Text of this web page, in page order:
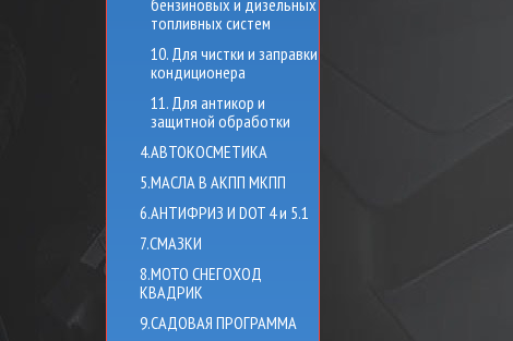
бензиновых и дизельных
топливных систем
10. Для чистки и заправки
кондиционера
11. Для антикор и
защитной обработки
4.АВТОКОСМЕТИКА
5.МАСЛА В АКПП МКПП
6.АНТИФРИЗ И DOT 4 и 5.1
7.СМАЗКИ
8.МОТО СНЕГОХОД
КВАДРИК
9.САДОВАЯ ПРОГРАММА